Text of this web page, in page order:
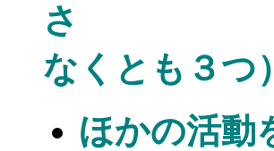
さ
なくとも３つ）
ほかの活動